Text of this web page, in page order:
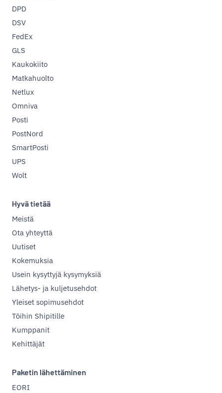
DPD
DSV
FedEx
GLS
Kaukokiito
Matkahuolto
Netlux
Omniva
Posti
PostNord
SmartPosti
UPS
Wolt
Hyvä tietää
Meistä
Ota yhteyttä
Uutiset
Kokemuksia
Usein kysyttyjä kysymyksiä
Lähetys- ja kuljetusehdot
Yleiset sopimusehdot
Töihin Shipitille
Kumppanit
Kehittäjät
Paketin lähettäminen
EORI